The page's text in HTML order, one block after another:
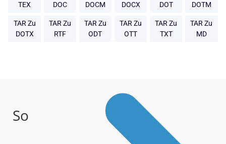
TEX
DOC
DOCM
DOCX
DOT
DOTM
TAR Zu
DOTX
TAR Zu
RTF
TAR Zu
ODT
TAR Zu
OTT
TAR Zu
TXT
TAR Zu
MD
So